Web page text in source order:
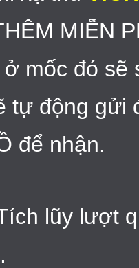
MIỄN
mốc đó sẽ
tự động gửi
để nhận.
lũy lượt